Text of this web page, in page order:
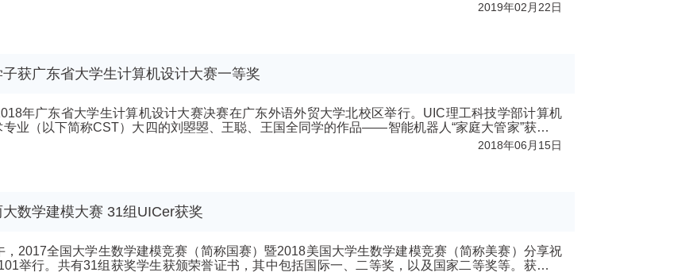
2019年02月22日
子获广东省大学生计算机设计大赛一等奖
年广东省大学生计算机设计大赛决赛在广东外语外贸大学北校区举行。UIC理工科技学部计算机
业（以下简称CST）大四的刘曌曌、王聪、王国全同学的作品——智能机器人“家庭大管家”获得了
2018年06月15日
大数学建模大赛 31组UICer获奖
，2017全国大学生数学建模竞赛（简称国赛）暨2018美国大学生数学建模竞赛（简称美赛）分享祝
举行。共有31组获奖学生获颁荣誉证书，其中包括国际一、二等奖，以及国家二等奖等。获奖学